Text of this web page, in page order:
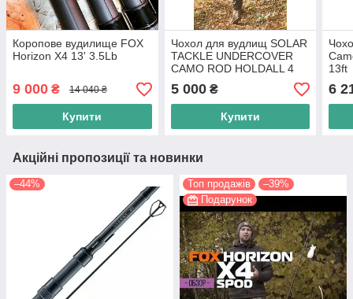
Коропове вудилище FOX
Horizon X4 13' 3.5Lb
9 000 ₴ 14 040 ₴
Купити
Чохол для вудлищ SOLAR
TACKLE UNDERCOVER
CAMO ROD HOLDALL 4
ROD 13FT
5 000₴
Купити
13ft
6
Акційні пропозиції та новинки
–44% Топ продажів
–39%
Подарунок